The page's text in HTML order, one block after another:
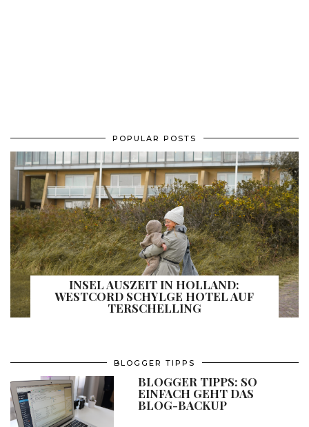
POPULAR POSTS
INSEL AUSZEIT IN HOLLAND:
WESTCORD SCHYLGE HOTEL AUF
TERSCHELLING
BLOGGER TIPPS
BLOGGER TIPPS: SO
EINFACH GEHT DAS
BLOG-BACKUP